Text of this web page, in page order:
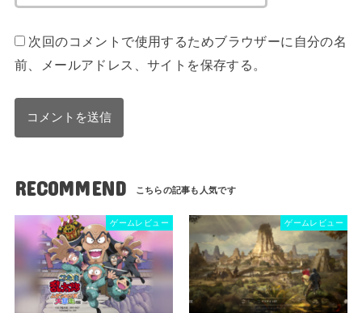
次回のコメントで使用するためブラウザーに自分の名
前、メールアドレス、サイトを保存する。
RECOMMEND
ゲームレビュー ゲームレビュー